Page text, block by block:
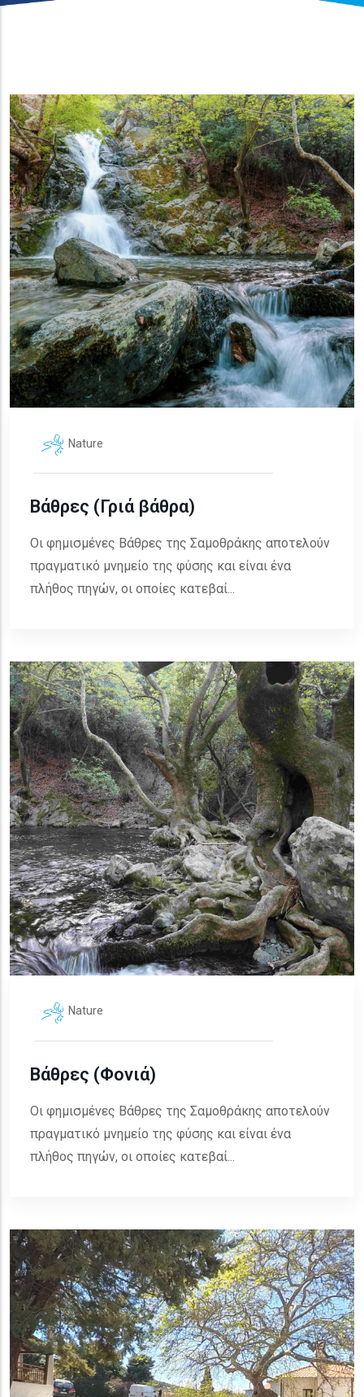
Nature
Βάθρες (Γριά βάθρα)
Οι φημισμένες Βάθρες της Σαμοθράκης αποτελούν
πραγματικό μνημείο της φύσης και είναι ένα
πλήθος πηγών, οι οποίες κατεβαί...
Nature
Βάθρες (Φονιά)
Οι φημισμένες Βάθρες της Σαμοθράκης αποτελούν
πραγματικό μνημείο της φύσης και είναι ένα
πλήθος πηγών, οι οποίες κατεβαί...